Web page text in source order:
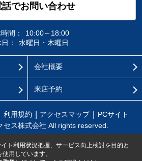
話でお問い合わせ
間：
10:00～18:00
：
水曜日・木曜日
会社概要
来店予約
利用規約 アクセスマップ
PCサイト
セス株式会社 All rights reserved.
ト利用状況把握、サービス向上検討を目的と
用しています。